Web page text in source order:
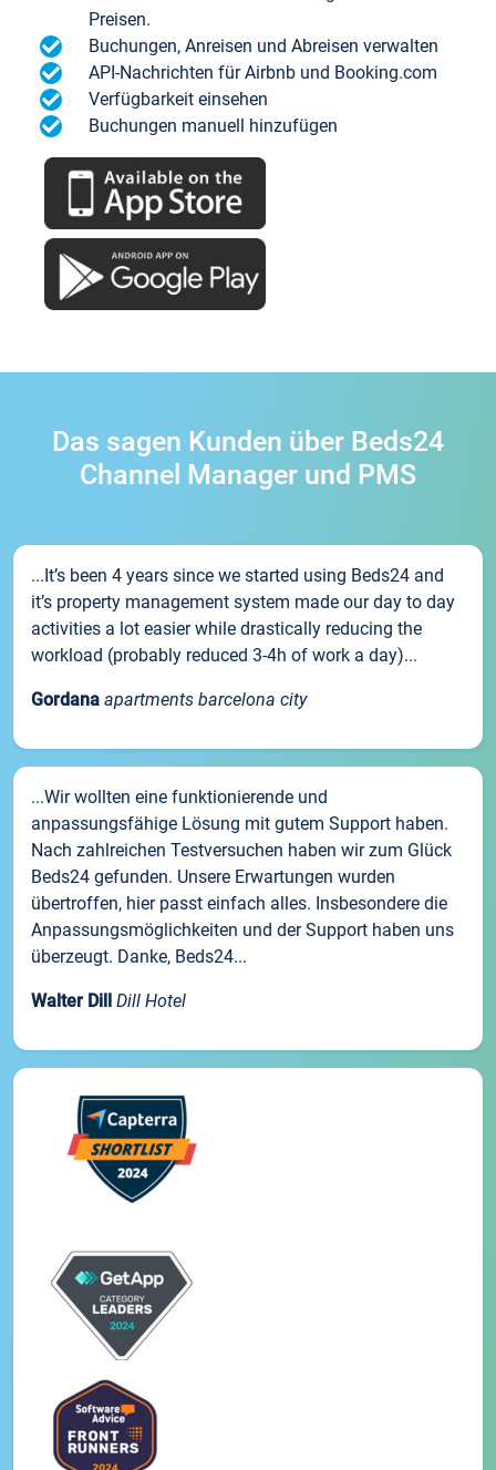
Preisen.
Buchungen, Anreisen und Abreisen verwalten
API-Nachrichten für Airbnb und Booking.com
Verfügbarkeit einsehen
Buchungen manuell hinzufügen
Das sagen Kunden über Beds24
Channel Manager und PMS
...It’s been 4 years since we started using Beds24 and
it’s property management system made our day to day
activities a lot easier while drastically reducing the
workload (probably reduced 3-4h of work a day)...
Gordana apartments barcelona city
...Wir wollten eine funktionierende und
anpassungsfähige Lösung mit gutem Support haben.
Nach zahlreichen Testversuchen haben wir zum Glück
Beds24 gefunden. Unsere Erwartungen wurden
übertroffen, hier passt einfach alles. Insbesondere die
Anpassungsmöglichkeiten und der Support haben uns
überzeugt. Danke, Beds24...
Walter Dill Dill Hotel